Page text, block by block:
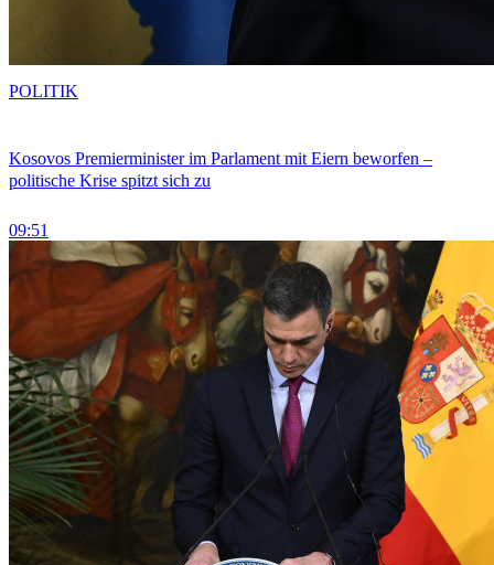
Kosovos Premierminister im Parlament mit Eiern beworfen –
politische Krise spitzt sich zu
09:51
POLITIK